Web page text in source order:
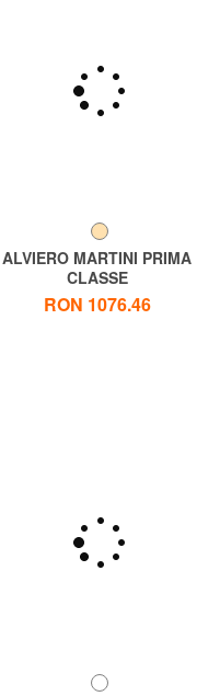
ALVIERO MARTINI PRIMA
CLASSE
ALVIERO MARTINI 1 ^ CLASA
Geantă de umăr mediu
RON 1076.46